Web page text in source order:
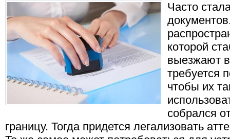
Часто
которой
выезжают
требуется
чтобы их
собрался
границу. Тогда придется легализовать